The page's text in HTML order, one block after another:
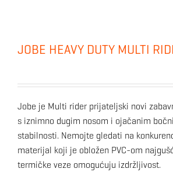
JOBE HEAVY DUTY MULTI
Jobe je Multi rider prijateljski novi
s iznimno dugim nosom i ojačanim
stabilnosti. Nemojte gledati na
materijal koji je obložen PVC-om
termičke veze omogućuju izdržljivost.